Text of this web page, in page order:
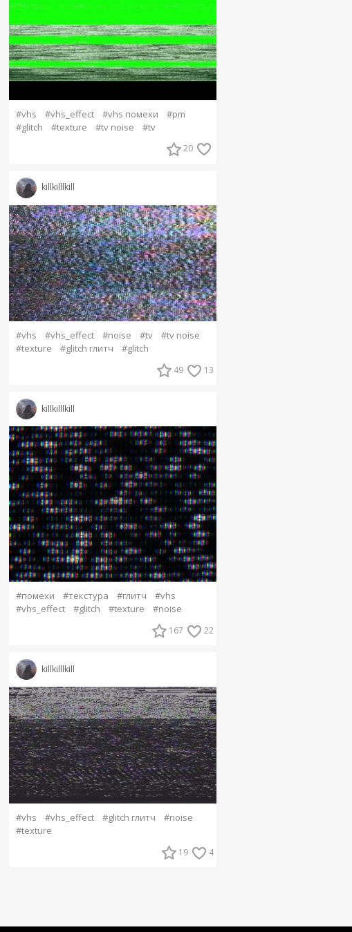
#vhs #vhs_effect #vhs помехи
#pm
#glitch
#texture #tv noise #tv
20
killkilllkill
#vhs #vhs_effect #noise #tv
#tv noise
#texture
#glitch глитч #glitch
49 13
killkilllkill
#помехи #текстура #глитч
#vhs
#vhs_effect
#glitch #texture #noise
167 22
killkilllkill
#vhs #vhs_effect #glitch глитч
#noise
#texture
19 4